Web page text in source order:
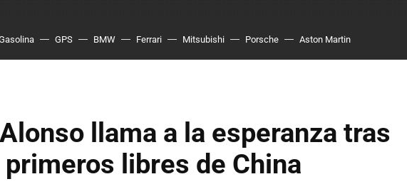
GPS BMW Ferrari Mitsubishi Porsche Aston Martin
llama a la esperanza tras
primeros libres de China